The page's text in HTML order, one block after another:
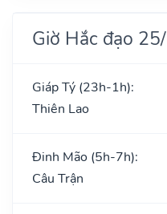
Giờ Hắc đạo
Giáp Tý (23h-1h):
Thiên Lao
Đinh Mão (5h-7h):
Câu Trận